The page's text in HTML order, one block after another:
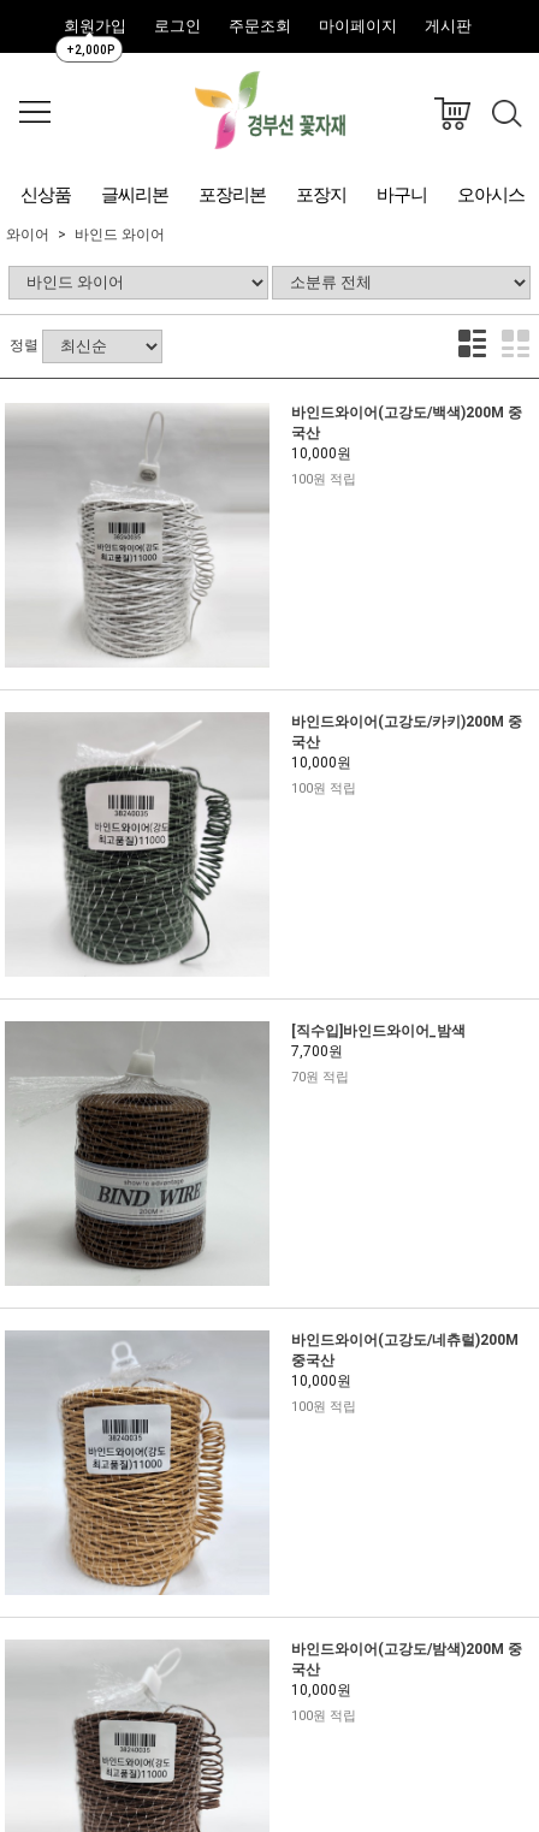
회원가입
+2,000P
로그인 주문조회 마이페이지 게시판
신상품 글씨리본 포장리본 포장지 바구니 오아시스
와이어 바인드 와이어
정렬
바인드와이어(고강도/백색)200M 중
국산
10,000원
100원 적립
바인드와이어(고강도/카키)200M 중
국산
10,000원
100원 적립
[직수입]바인드와이어_밤색
7,700원
70원 적립
바인드와이어(고강도/네츄럴)200M
중국산
10,000원
100원 적립
바인드와이어(고강도/밤색)200M 중
국산
10,000원
100원 적립